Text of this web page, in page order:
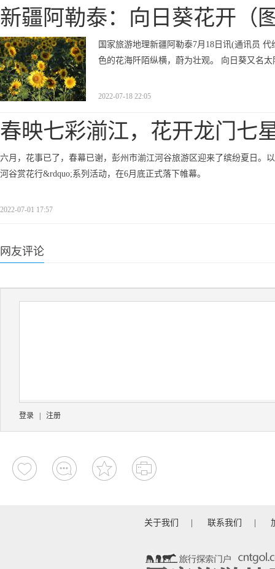
新疆阿勒泰：向日葵花开（
国家旅游地理新疆阿勒泰7月18日讯(通讯员
色的花海阡陌纵横，蔚为壮观。 向日葵又名
2022-07-18 22:05
春映七彩湔江，花开龙门七
六月，花事已了，春幕已谢，彭州市湔江河谷旅游区迎来了缤纷夏日。
河谷赏花行&rdquo;系列活动，在6月底正式落下帷幕。
2022-07-01 17:57
网友评论
登录 注册
关于我们 联系我们